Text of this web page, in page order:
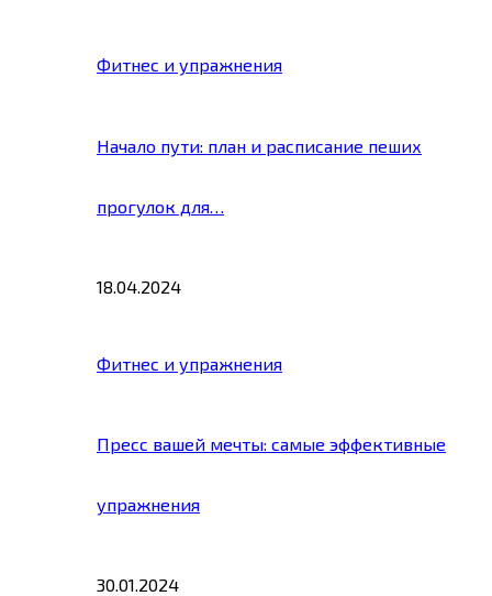
Фитнес и упражнения
Начало пути: план и расписание пеших
прогулок для…
18.04.2024
Фитнес и упражнения
Пресс вашей мечты: самые эффективные
упражнения
30.01.2024